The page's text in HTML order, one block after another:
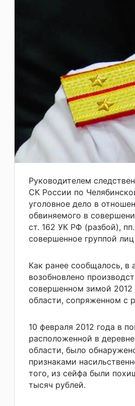
Руководителем
СК России по
уголовное дело в
обвиняемого в
ст. 162 УК РФ (разбой),
совершенное группой
Как ранее сообщалось, в
возобновлено
совершенном зимой 2012
области, сопряженном с
10 февраля 2012 года в
расположенной в
области, было
признаками
того, из сейфа были
тысяч рублей.